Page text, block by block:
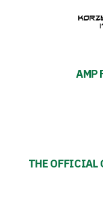
AMP
THE OFFICIAL